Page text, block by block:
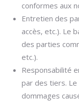
conformes aux
Entretien des
accès, etc.). Le
des parties
etc.).
Responsabilité
par des tiers.
dommages